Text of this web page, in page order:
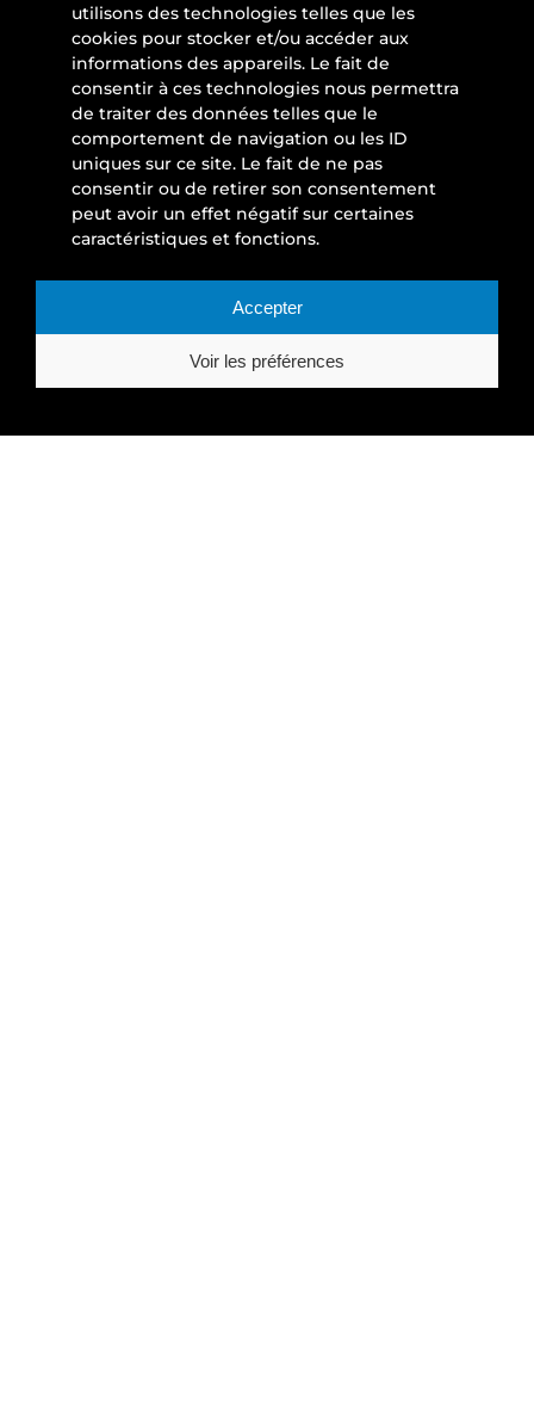
utilisons des technologies telles que les
cookies pour stocker et/ou accéder aux
informations des appareils. Le fait de
consentir à ces technologies nous permettra
de traiter des données telles que le
comportement de navigation ou les ID
uniques sur ce site. Le fait de ne pas
consentir ou de retirer son consentement
peut avoir un effet négatif sur certaines
caractéristiques et fonctions.
Accepter
Voir les préférences